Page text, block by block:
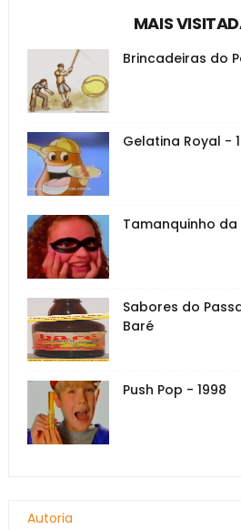
MAIS
Brincadeiras do
Gelatina Royal -
Tamanquinho da
Sabores do
Baré
Push Pop - 1998
Autoria